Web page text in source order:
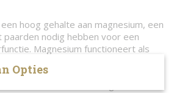
hoog gehalte aan magnesium, een
nodig hebben voor een
Magnesium functioneert als
bij de eiwitsynthese en is betrokken
in het paardenlichaam.
Opties